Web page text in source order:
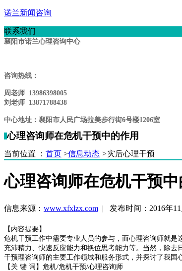
诺兰新闻咨询
联系我们
襄阳市诺兰心理咨询中心
咨询热线：
周老师 13986398005
刘老师 13871788438
中心地址：襄阳市人民广场拉美步行街6号楼1206室
心理咨询师在危机干预中的作用
当前位置 ： 首页 >信息动态 >灾后心理干预
心理咨询师在危机干预中
信息来源： www.xfxlzx.com | 发布时间：2016年11
【内容提要】
危机干预工作中需要专业人员的参与，而心理咨询师就是
充沛精力、快速反应能力和换位思考能力等。当然，除
干预理咨询师的主要工作领域和服务形式，并探讨了我国
【关 键 词】危机/危机干预/心理咨询师